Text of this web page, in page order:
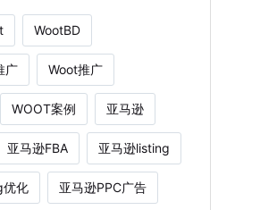
WootBD
广 Woot推广
WOOT案例 亚马逊
亚马逊FBA 亚马逊listing
优化 亚马逊PPC广告